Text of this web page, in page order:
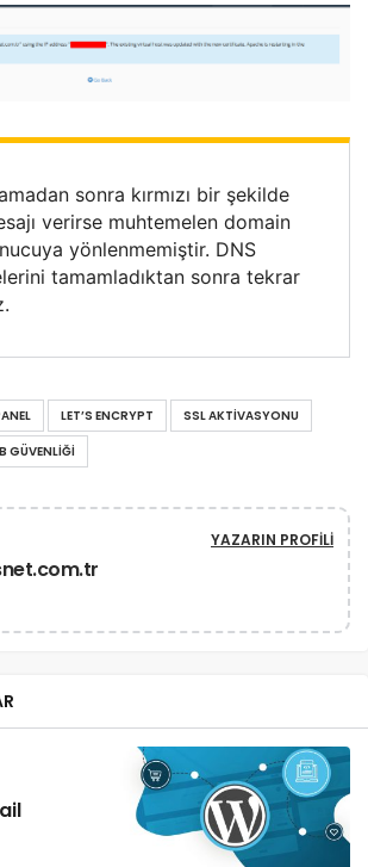
sonra kırmızı bir şekilde
verirse muhtemelen domain
yönlenmemiştir. DNS
tamamladıktan sonra tekrar
LET’S ENCRYPT
SSL AKTIVASYONU
GÜVENLIĞI
YAZARIN PROFILI